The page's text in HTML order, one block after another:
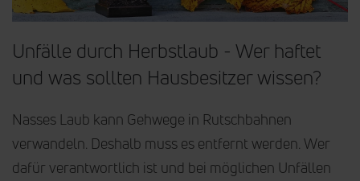
Unfälle durch Herbstlaub - Wer haftet
und was sollten Haus­besitzer wissen?
Nasses Laub kann Gehwege in Rutschbahnen
verwandeln. Deshalb muss es entfernt werden. Wer
dafür verantwortlich ist und bei möglichen Unfällen